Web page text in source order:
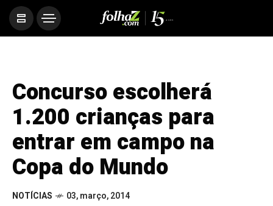
Concurso escolherá
1.200 crianças para
entrar em campo na
Copa do Mundo
NOTÍCIAS 03, março, 2014